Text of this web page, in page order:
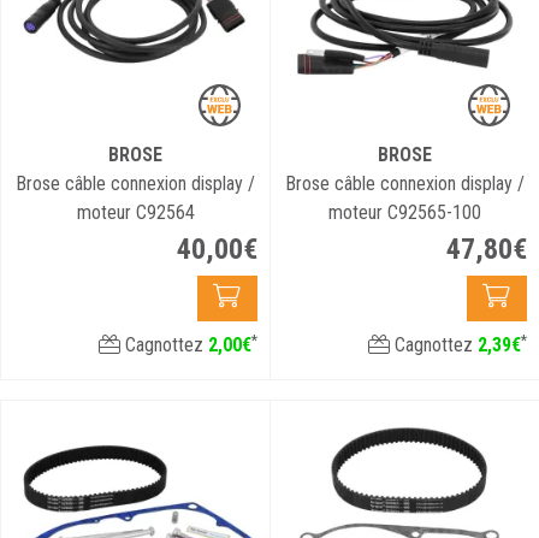
BROSE
Brose câble connexion display /
moteur C92564
40,00€
Cagnottez 2,00€*
BROSE
Brose câble connexion display /
moteur C92565-100
47,80€
Cagnottez 2,39€*